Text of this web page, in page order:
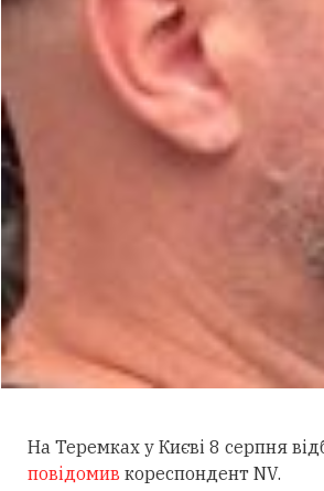
На Теремках у Києві 8 серпня
повідомив кореспондент NV.